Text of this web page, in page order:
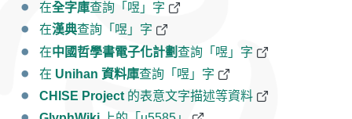
在全字庫查詢「喅」字
在漢典查詢「喅」字
在中國哲學書電子化計劃查詢「喅」字
在 Unihan 資料庫查詢「喅」字
CHISE Project 的表意文字描述等資料